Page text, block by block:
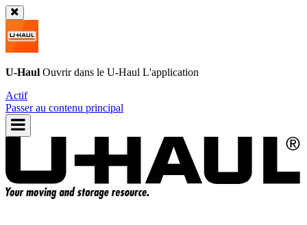
U-Haul Ouvrir dans le U-Haul L'application
Actif
Passer au contenu principal